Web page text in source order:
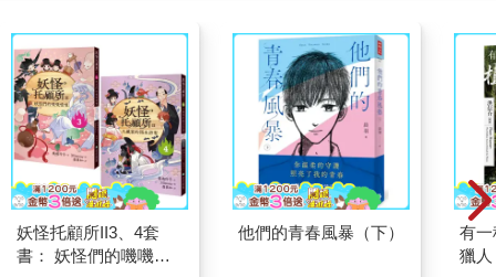
妖怪托顧所II3、4套
書： 妖怪們的嘰嘰喳
他們的青春風暴（下）
有
獵